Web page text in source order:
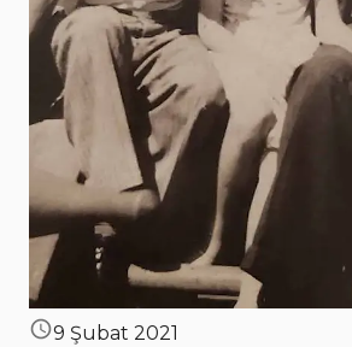
9 Şubat 2021